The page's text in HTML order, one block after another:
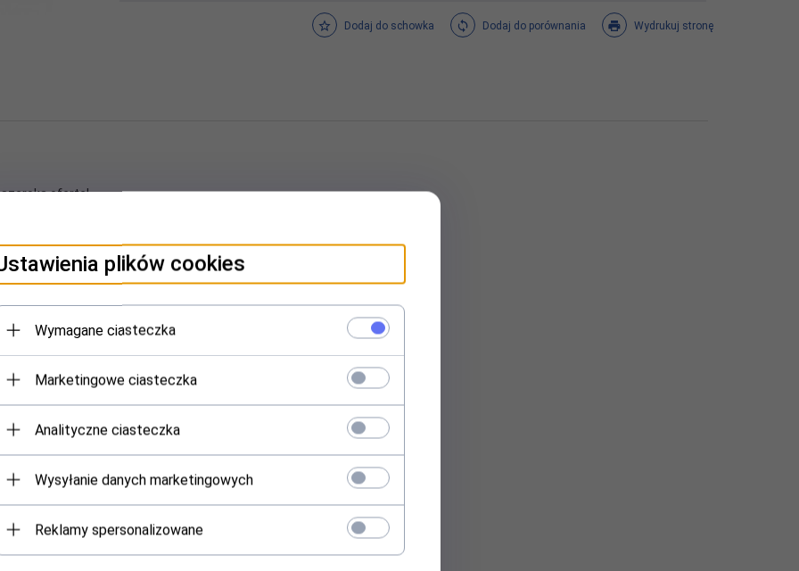
Dodaj do schowka Dodaj do porównania Wydrukuj stronę
szeroką ofertę!dane producenta produktu.
zgodność produktu z wymaganymi przepisami.
ssący standard 9m
plików cookies
Wymagane ciasteczka
Marketingowe ciasteczka
Analityczne ciasteczka
Wysyłanie danych marketingowych
Reklamy spersonalizowane